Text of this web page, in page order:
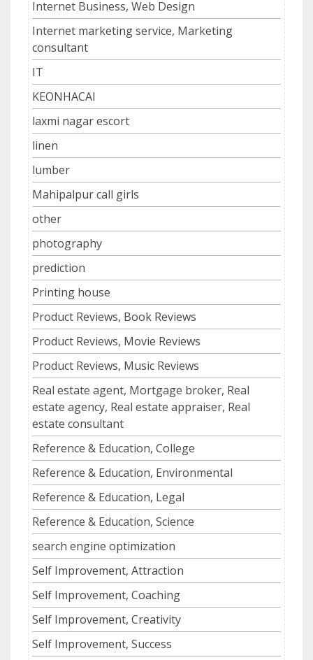
Internet Business, Web Design
Internet marketing service, Marketing
consultant
IT
KEONHACAI
laxmi nagar escort
linen
lumber
Mahipalpur call girls
other
photography
prediction
Printing house
Product Reviews, Book Reviews
Product Reviews, Movie Reviews
Product Reviews, Music Reviews
Real estate agent, Mortgage broker, Real
estate agency, Real estate appraiser, Real
estate consultant
Reference & Education, College
Reference & Education, Environmental
Reference & Education, Legal
Reference & Education, Science
search engine optimization
Self Improvement, Attraction
Self Improvement, Coaching
Self Improvement, Creativity
Self Improvement, Success